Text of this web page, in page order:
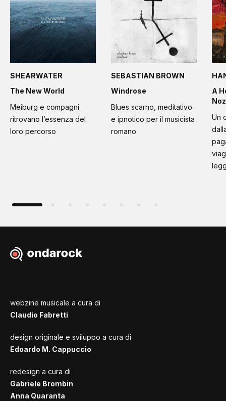
SHEARWATER
The New World
Meiburg e compagni
ritrovano l’essenza del
loro percorso
SEBASTIAN BROWN
Windrose
Blues scarno, meditativo
e ipnotico per il musicista
romano
A
Noz
Un
webzine musicale a cura di
Claudio Fabretti
design originale e sviluppo a cura di
Edoardo M. Cappuccio
redesign a cura di
Gabriele Brombin
Anna Quaranta